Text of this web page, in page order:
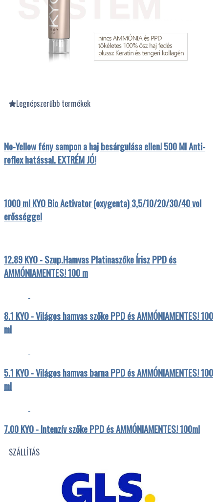
Legnépszerűbb termékek
No-Yellow fény sampon a haj besárgulása ellen! 500 Ml Anti-
reflex hatással. EXTRÉM JÓ!
1000 ml KYO Bio Activator (oxygenta) 3,5/10/20/30/40 vol
erősséggel
12.89 KYO - Szup.Hamvas Platinaszőke Írisz PPD és
AMMÓNIAMENTES! 100 m
8.1 KYO - Világos hamvas szőke PPD és AMMÓNIAMENTES! 100
ml
5.1 KYO - Világos hamvas barna PPD és AMMÓNIAMENTES! 100
ml
7.00 KYO - Intenzív szőke PPD és AMMÓNIAMENTES! 100ml
SZÁLLÍTÁS